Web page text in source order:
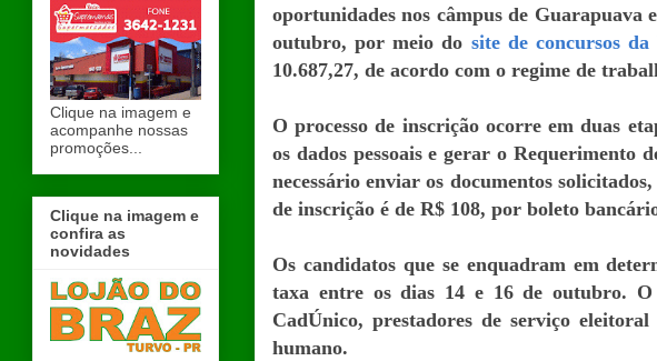
oportunidades nos câmpus de Guarapuava
outubro, por meio do site de concursos
10.687,27, de acordo com o regime de
O processo de inscrição ocorre em duas
os dados pessoais e gerar o Requerimento
necessário enviar os documentos
de inscrição é de R$ 108, por boleto
Os candidatos que se enquadram em
taxa entre os dias 14 e 16 de outubro. O
CadÚnico, prestadores de serviço
humano.
Clique na imagem e
acompanhe nossas
promoções...
Clique na imagem e
confira as
novidades